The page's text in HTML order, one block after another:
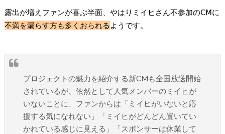
露出が増えファンが喜ぶ半面、やはりミイヒさん不参加のⅭⅯに
不満を漏らす方も多くおられる ようです。
プロジェクトの魅力を紹介する新CMも全国放送開始
されているが、依然として人気メンバーのミイヒが
いないことに、ファンからは「ミイヒがいないと応
援する気になれない」「ミイヒがどんどん置いてい
かれている感じに見える」「スポンサーは休業して